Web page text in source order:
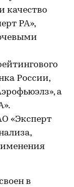
качество
РА»,
России,
а
«Эксперт
в